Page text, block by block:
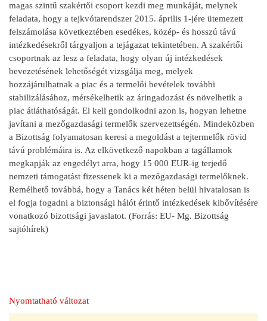
magas szintű szakértői csoport kezdi meg munkáját, melynek
feladata, hogy a tejkvótarendszer 2015. április 1-jére ütemezett
felszámolása következtében esedékes, közép- és hosszú távú
intézkedésekről tárgyaljon a tejágazat tekintetében. A szakértői
csoportnak az lesz a feladata, hogy olyan új intézkedések
bevezetésének lehetőségét vizsgálja meg, melyek
hozzájárulhatnak a piac és a termelői bevételek további
stabilizálásához, mérsékelhetik az áringadozást és növelhetik a
piac átláthatóságát. El kell gondolkodni azon is, hogyan lehetne
javítani a mezőgazdasági termelők szervezettségén. Mindeközben
a Bizottság folyamatosan keresi a megoldást a tejtermelők rövid
távú problémáira is. Az elkövetkező napokban a tagállamok
megkapják az engedélyt arra, hogy 15 000 EUR-ig terjedő
nemzeti támogatást fizessenek ki a mezőgazdasági termelőknek.
Remélhető továbbá, hogy a Tanács két héten belül hivatalosan is
el fogja fogadni a biztonsági hálót érintő intézkedések kibővítésére
vonatkozó bizottsági javaslatot. (Forrás: EU- Mg. Bizottság
sajtóhírek)
Nyomtatható változat